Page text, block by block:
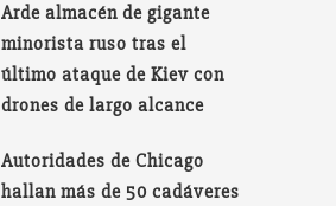
Arde almacén de gigante
minorista ruso tras el
último ataque de Kiev con
drones de largo alcance
Autoridades de Chicago
hallan más de 50 cadáveres